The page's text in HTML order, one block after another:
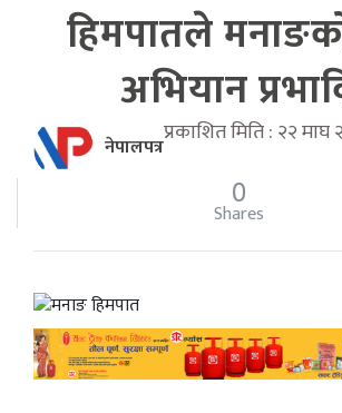
हिमपातले
अभियान
नेपालपत्रप्रकाशित मिति : २२
0
Shares